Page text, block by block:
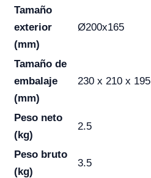
Tamaño
exterior
(mm)
Ø200x165
Tamaño de
embalaje
(mm)
230 x 210 x 195
Peso neto
(kg)
2.5
Peso bruto
(kg)
3.5